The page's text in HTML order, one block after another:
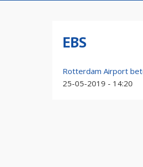
EBS
Rotterdam Airport
25-05-2019 - 14:20